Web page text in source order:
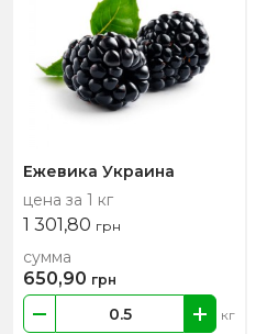
Ежевика Украина
цена за 1 кг
1 301,80 грн
кг
сумма
650,90 грн